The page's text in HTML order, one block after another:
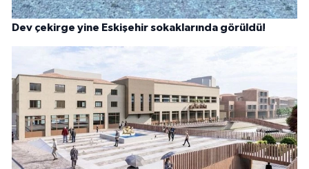
Dev çekirge yine Eskişehir sokaklarında görüldü!